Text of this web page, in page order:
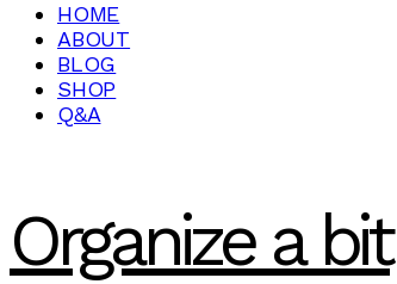
HOME
ABOUT
BLOG
SHOP
Q&A
Organize a bit